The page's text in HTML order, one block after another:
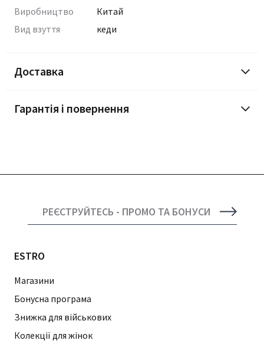
Виробництво
Китай
Вид взуття
кеди
Доставка
Гарантія і повернення
РЕЄСТРУЙТЕСЬ - ПРОМО ТА БОНУСИ
ESTRO
Магазини
Бонусна програма
Знижка для військових
Колекції для жінок